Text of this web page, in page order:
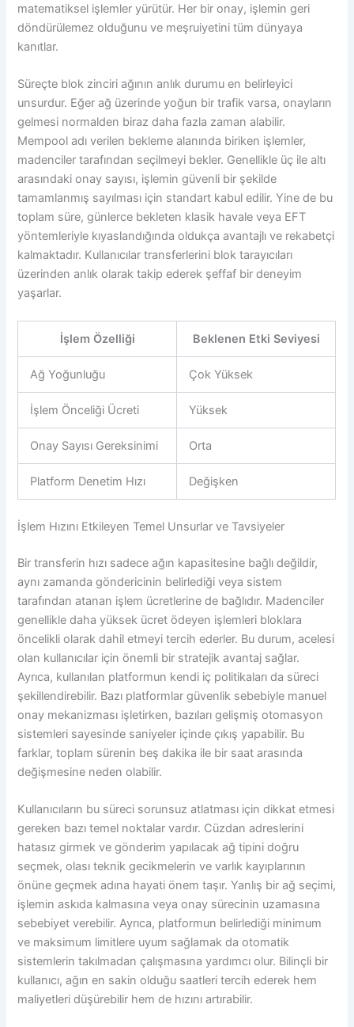
matematiksel işlemler yürütür. Her bir onay, işlemin geri
döndürülemez olduğunu ve meşruiyetini tüm dünyaya
kanıtlar.
Süreçte blok zinciri ağının anlık durumu en belirleyici
unsurdur. Eğer ağ üzerinde yoğun bir trafik varsa, onayların
gelmesi normalden biraz daha fazla zaman alabilir.
Mempool adı verilen bekleme alanında biriken işlemler,
madenciler tarafından seçilmeyi bekler. Genellikle üç ile altı
arasındaki onay sayısı, işlemin güvenli bir şekilde
tamamlanmış sayılması için standart kabul edilir. Yine de bu
toplam süre, günlerce bekleten klasik havale veya EFT
yöntemleriyle kıyaslandığında oldukça avantajlı ve rekabetçi
kalmaktadır. Kullanıcılar transferlerini blok tarayıcıları
üzerinden anlık olarak takip ederek şeffaf bir deneyim
yaşarlar.
İşlem Özelliği Beklenen Etki Seviyesi
Ağ Yoğunluğu Çok Yüksek
İşlem Önceliği Ücreti Yüksek
Onay Sayısı Gereksinimi Orta
Platform Denetim Hızı Değişken
İşlem Hızını Etkileyen Temel Unsurlar ve Tavsiyeler
Bir transferin hızı sadece ağın kapasitesine bağlı değildir,
aynı zamanda göndericinin belirlediği veya sistem
tarafından atanan işlem ücretlerine de bağlıdır. Madenciler
genellikle daha yüksek ücret ödeyen işlemleri bloklara
öncelikli olarak dahil etmeyi tercih ederler. Bu durum, acelesi
olan kullanıcılar için önemli bir stratejik avantaj sağlar.
Ayrıca, kullanılan platformun kendi iç politikaları da süreci
şekillendirebilir. Bazı platformlar güvenlik sebebiyle manuel
onay mekanizması işletirken, bazıları gelişmiş otomasyon
sistemleri sayesinde saniyeler içinde çıkış yapabilir. Bu
farklar, toplam sürenin beş dakika ile bir saat arasında
değişmesine neden olabilir.
Kullanıcıların bu süreci sorunsuz atlatması için dikkat etmesi
gereken bazı temel noktalar vardır. Cüzdan adreslerini
hatasız girmek ve gönderim yapılacak ağ tipini doğru
seçmek, olası teknik gecikmelerin ve varlık kayıplarının
önüne geçmek adına hayati önem taşır. Yanlış bir ağ seçimi,
işlemin askıda kalmasına veya onay sürecinin uzamasına
sebebiyet verebilir. Ayrıca, platformun belirlediği minimum
ve maksimum limitlere uyum sağlamak da otomatik
sistemlerin takılmadan çalışmasına yardımcı olur. Bilinçli bir
kullanıcı, ağın en sakin olduğu saatleri tercih ederek hem
maliyetleri düşürebilir hem de hızını artırabilir.